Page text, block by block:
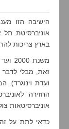
הישיבה הזו
אוניברסיטת
בארץ צריכות
זאת, מבלי
ועדת
החזירה
אוניברסיטאות
כדאי לתת על